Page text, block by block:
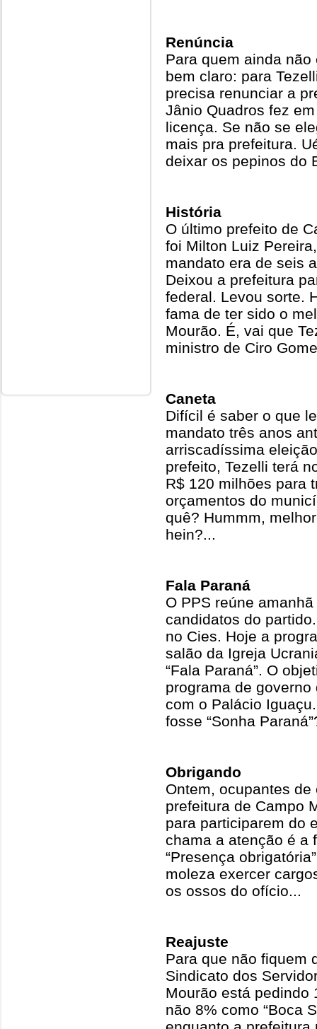
Renúncia
Para quem ainda
bem claro: para
precisa renunciar a
Jânio Quadros fez
licença. Se não se
mais pra prefeitura.
deixar os pepinos do
História
O último prefeito de
foi Milton Luiz
mandato era de seis
Deixou a prefeitura
federal. Levou sorte.
fama de ter sido o
Mourão. É, vai que
ministro de Ciro
Caneta
Difícil é saber o que
mandato três anos
arriscadíssima
prefeito, Tezelli terá
R$ 120 milhões para
orçamentos do
quê? Hummm,
hein?...
Fala Paraná
O PPS reúne
candidatos do
no Cies. Hoje a
salão da Igreja
“Fala Paraná”. O
programa de
com o Palácio
fosse “Sonha
Obrigando
Ontem, ocupantes
prefeitura de Campo
para participarem do
chama a atenção é a
“Presença
moleza exercer
os ossos do ofício...
Reajuste
Para que não fiquem
Sindicato dos
Mourão está pedindo
não 8% como “Boca